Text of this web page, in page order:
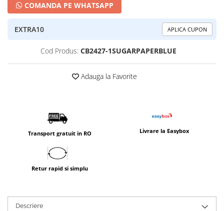
COMANDA PE WHATSAPP
EXTRA10 APLICA CUPON
Cod Produs: CB2427-1SUGARPAPERBLUE
Adauga la Favorite
Transport gratuit in RO Livrare la Easybox
Retur rapid si simplu
Descriere